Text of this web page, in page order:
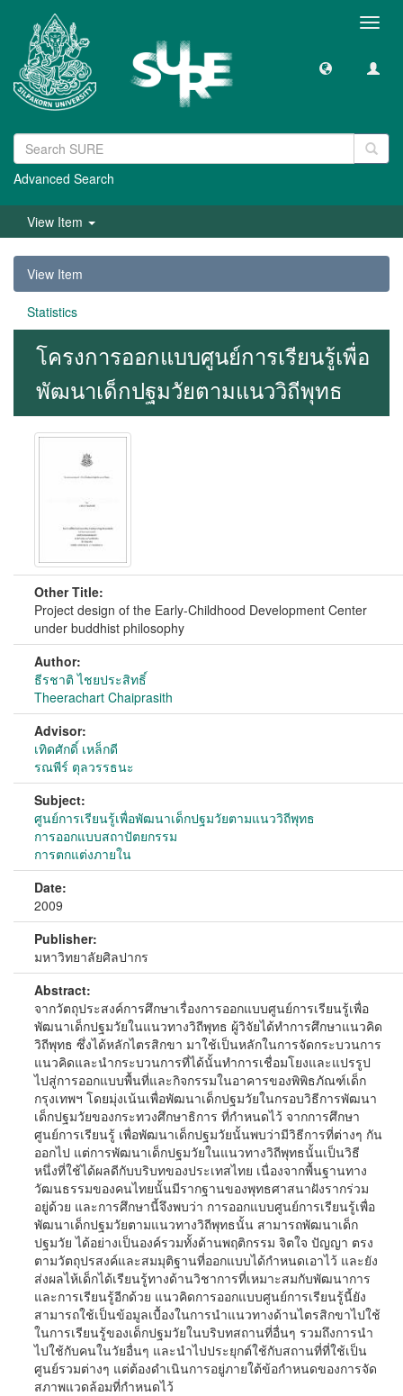
Advanced Search
View Item
View Item
Statistics
โครงการออกแบบศูนย์การเรียนรู้เพื่อ
พัฒนาเด็กปฐมวัยตามแนววิถีพุทธ
Other Title:
Project design of the Early-Childhood Development Center
under buddhist philosophy
Author:
ธีรชาติ ไชยประสิทธิ์
Theerachart Chaiprasith
Advisor:
เทิดศักดิ์ เหล็กดี
รณพีร์ ตุลวรรธนะ
Subject:
ศูนย์การเรียนรู้เพื่อพัฒนาเด็กปฐมวัยตามแนววิถีพุทธ
การออกแบบสถาปัตยกรรม
การตกแต่งภายใน
Date:
2009
Publisher:
มหาวิทยาลัยศิลปากร
Abstract:
จากวัตถุประสงค์การศึกษาเรื่องการออกแบบศูนย์การเรียนรู้เพื่อ
พัฒนาเด็กปฐมวัยในแนวทางวิถีพุทธ ผู้วิจัยได้ทำการศึกษาแนวคิด
วิถีพุทธ ซึ่งได้หลักไตรสิกขา มาใช้เป็นหลักในการจัดกระบวนการ
แนวคิดและนำกระบวนการที่ได้นั้นทำการเชื่อมโยงและแปรรูป
ไปสู่การออกแบบพื้นที่และกิจกรรมในอาคารของพิพิธภัณฑ์เด็ก
กรุงเทพฯ โดยมุ่งเน้นเพื่อพัฒนาเด็กปฐมวัยในกรอบวิธีการพัฒนา
เด็กปฐมวัยของกระทวงศึกษาธิการ ที่กำหนดไว้ จากการศึกษา
ศูนย์การเรียนรู้ เพื่อพัฒนาเด็กปฐมวัยนั้นพบว่ามีวิธีการที่ต่างๆ กัน
ออกไป แต่การพัฒนาเด็กปฐมวัยในแนวทางวิถีพุทธนั้นเป็นวิธี
หนึ่งที่ใช้ได้ผลดีกับบริบทของประเทสไทย เนื่องจากพื้นฐานทาง
วัฒนธรรมของคนไทยนั้นมีรากฐานของพุทธศาสนาฝังรากร่วม
อยู่ด้วย และการศึกษานี้จึงพบว่า การออกแบบศูนย์การเรียนรู้เพื่อ
พัฒนาเด็กปฐมวัยตามแนวทางวิถีพุทธนั้น สามารถพัฒนาเด็ก
ปฐมวัย ได้อย่างเป็นองค์รวมทั้งด้านพฤติกรรม จิตใจ ปัญญา ตรง
ตามวัตถุปรสงค์และสมมุติฐานที่ออกแบบได้กำหนดเอาไว้ และยัง
ส่งผลไห้เด็กได้เรียนรู้ทางด้านวิชาการที่เหมาะสมกับพัฒนาการ
และการเรียนรู้อีกด้วย แนวคิดการออกแบบศูนย์การเรียนรู้นี้ยัง
สามารถใช้เป็นข้อมูลเบื้องในการนำแนวทางด้านไตรสิกขาไปใช้
ในการเรียนรู้ของเด็กปฐมวัยในบริบทสถานที่อื่นๆ รวมถึงการนำ
ไปใช้กับคนในวัยอื่นๆ และนำไปประยุกต์ใช้กับสถานที่ที่ใช้เป็น
ศูนย์รวมต่างๆ แต่ต้องดำเนินการอยู่ภายใต้ข้อกำหนดของการจัด
สภาพแวดล้อมที่กำหนดไว้